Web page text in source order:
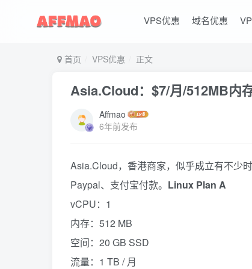
VPS优惠 域名优惠
首页 VPS优惠 正文
Asia.Cloud：$7/月/512MB内
Affmao
6年前发布
Asia.Cloud，香港商家，似乎成立有不少
Paypal、支付宝付款。 Linux Plan A
vCPU：1
内存：512 MB
空间：20 GB SSD
流量：1 TB / 月